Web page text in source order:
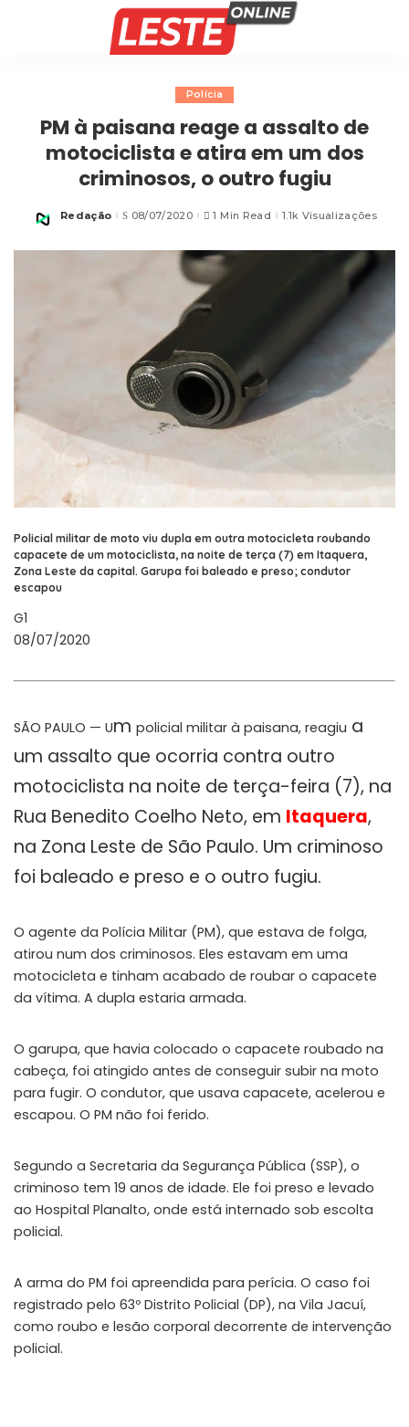
Polícia
PM à paisana reage a assalto de
motociclista e atira em um dos
criminosos, o outro fugiu
Posted
Redação 08/07/2020 1 Min Read 1.1k Visualizações
Policial militar de moto viu dupla em outra motocicleta roubando
capacete de um motociclista, na noite de terça (7) em Itaquera,
Zona Leste da capital. Garupa foi baleado e preso; condutor
escapou
G1
08/07/2020
SÃO PAULO — Um policial militar à paisana, reagiu a
um assalto que ocorria contra outro
motociclista na noite de terça-feira (7), na
Rua Benedito Coelho Neto, em Itaquera,
na Zona Leste de São Paulo. Um criminoso
foi baleado e preso e o outro fugiu.
O agente da Polícia Militar (PM), que estava de folga,
atirou num dos criminosos. Eles estavam em uma
motocicleta e tinham acabado de roubar o capacete
da vítima. A dupla estaria armada.
O garupa, que havia colocado o capacete roubado na
cabeça, foi atingido antes de conseguir subir na moto
para fugir. O condutor, que usava capacete, acelerou e
escapou. O PM não foi ferido.
Segundo a Secretaria da Segurança Pública (SSP), o
criminoso tem 19 anos de idade. Ele foi preso e levado
ao Hospital Planalto, onde está internado sob escolta
policial.
A arma do PM foi apreendida para perícia. O caso foi
registrado pelo 63º Distrito Policial (DP), na Vila Jacuí,
como roubo e lesão corporal decorrente de intervenção
policial.